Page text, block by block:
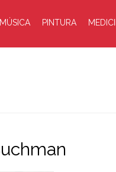
MÚSICA PINTURA